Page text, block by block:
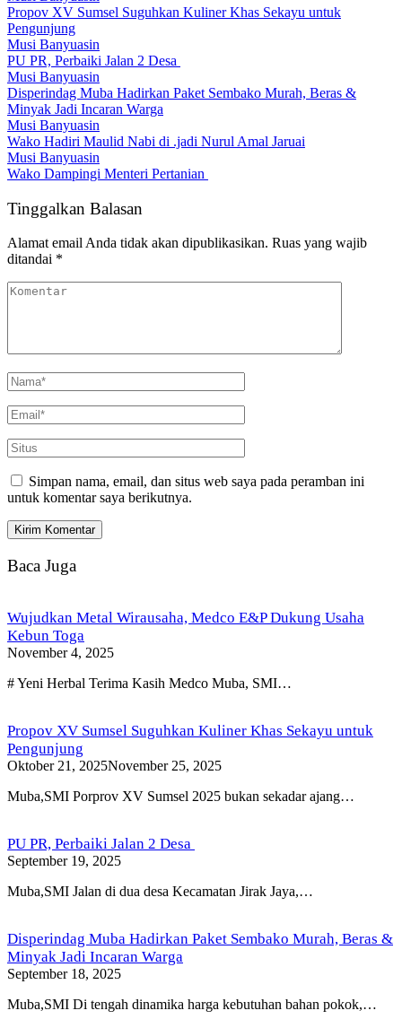
Propov XV Sumsel Suguhkan Kuliner Khas Sekayu untuk
Pengunjung
Musi Banyuasin
PU PR, Perbaiki Jalan 2 Desa
Musi Banyuasin
Disperindag Muba Hadirkan Paket Sembako Murah, Beras &
Minyak Jadi Incaran Warga
Musi Banyuasin
Wako Hadiri Maulid Nabi di .jadi Nurul Amal Jaruai
Musi Banyuasin
Wako Dampingi Menteri Pertanian
Tinggalkan Balasan
Alamat email Anda tidak akan dipublikasikan. Ruas yang wajib
ditandai *
Simpan nama, email, dan situs web saya pada peramban ini
untuk komentar saya berikutnya.
Baca Juga
Wujudkan Metal Wirausaha, Medco E&P Dukung Usaha
Kebun Toga
November 4, 2025
# Yeni Herbal Terima Kasih Medco Muba, SMI…
Propov XV Sumsel Suguhkan Kuliner Khas Sekayu untuk
Pengunjung
Oktober 21, 2025November 25, 2025
Muba,SMI Porprov XV Sumsel 2025 bukan sekadar ajang…
PU PR, Perbaiki Jalan 2 Desa
September 19, 2025
Muba,SMI Jalan di dua desa Kecamatan Jirak Jaya,…
Disperindag Muba Hadirkan Paket Sembako Murah, Beras &
Minyak Jadi Incaran Warga
September 18, 2025
Muba,SMI Di tengah dinamika harga kebutuhan bahan pokok,…